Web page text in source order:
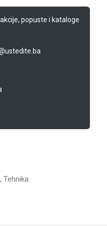
popuste i kataloge
, Tehnika